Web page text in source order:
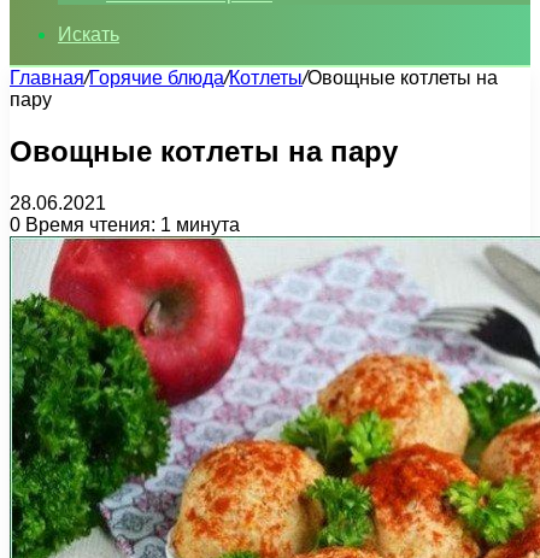
Искать
Главная/Горячие блюда/Котлеты/Овощные котлеты на
пару
Овощные котлеты на пару
28.06.2021
0 Время чтения: 1 минута